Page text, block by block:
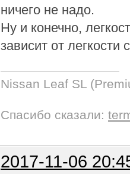
ничего не надо.
Ну и конечно,
зависит от
Nissan Leaf SL
Спасибо сказали:
2017-11-06